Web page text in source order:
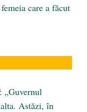
care a făcut
„Guvernul
Astăzi, în